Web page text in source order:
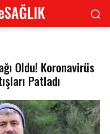
Oldu! Koronavirüs
Patladı